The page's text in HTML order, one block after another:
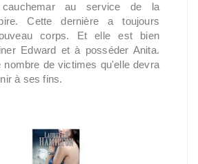
au service de la
Cette dernière a toujours
corps. Et elle est bien
Edward et à posséder Anita.
nombre de victimes qu'elle devra
à ses fins.